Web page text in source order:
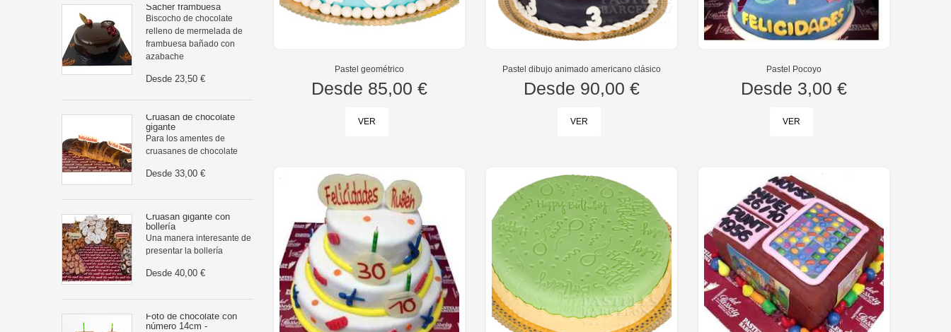
Sácher frambuesa
Biscocho de chocolate
relleno de mermelada de
frambuesa bañado con
azabache
Desde 23,50 €
Cruasán de chocolate
gigante
Para los amentes de
cruasanes de chocolate
Desde 33,00 €
Cruasán gigante con
bollería
Una manera interesante de
presentar la bollería
Desde 40,00 €
Foto de chocolate con
número 14cm -
Pastel geométrico
Desde 85,00 €
VER
Pastel dibujo animado americano clásico
Desde 90,00 €
VER
Pastel Pocoyo
Desde 3,00 €
VER